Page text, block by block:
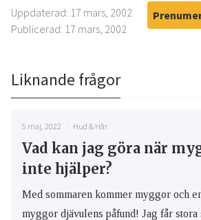
Uppdaterad: 17 mars, 2002
Publicerad: 17 mars, 2002
Liknande frågor
5 maj, 2022 Hud & Hår
Vad kan jag göra när
inte hjälper?
Med sommaren kommer myggor och
myggor djävulens påfund! Jag får